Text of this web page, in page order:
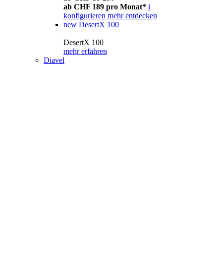
ab CHF 189 pro Monat* i
konfigurieren mehr entdecken
new DesertX 100
DesertX 100
mehr erfahren
Diavel